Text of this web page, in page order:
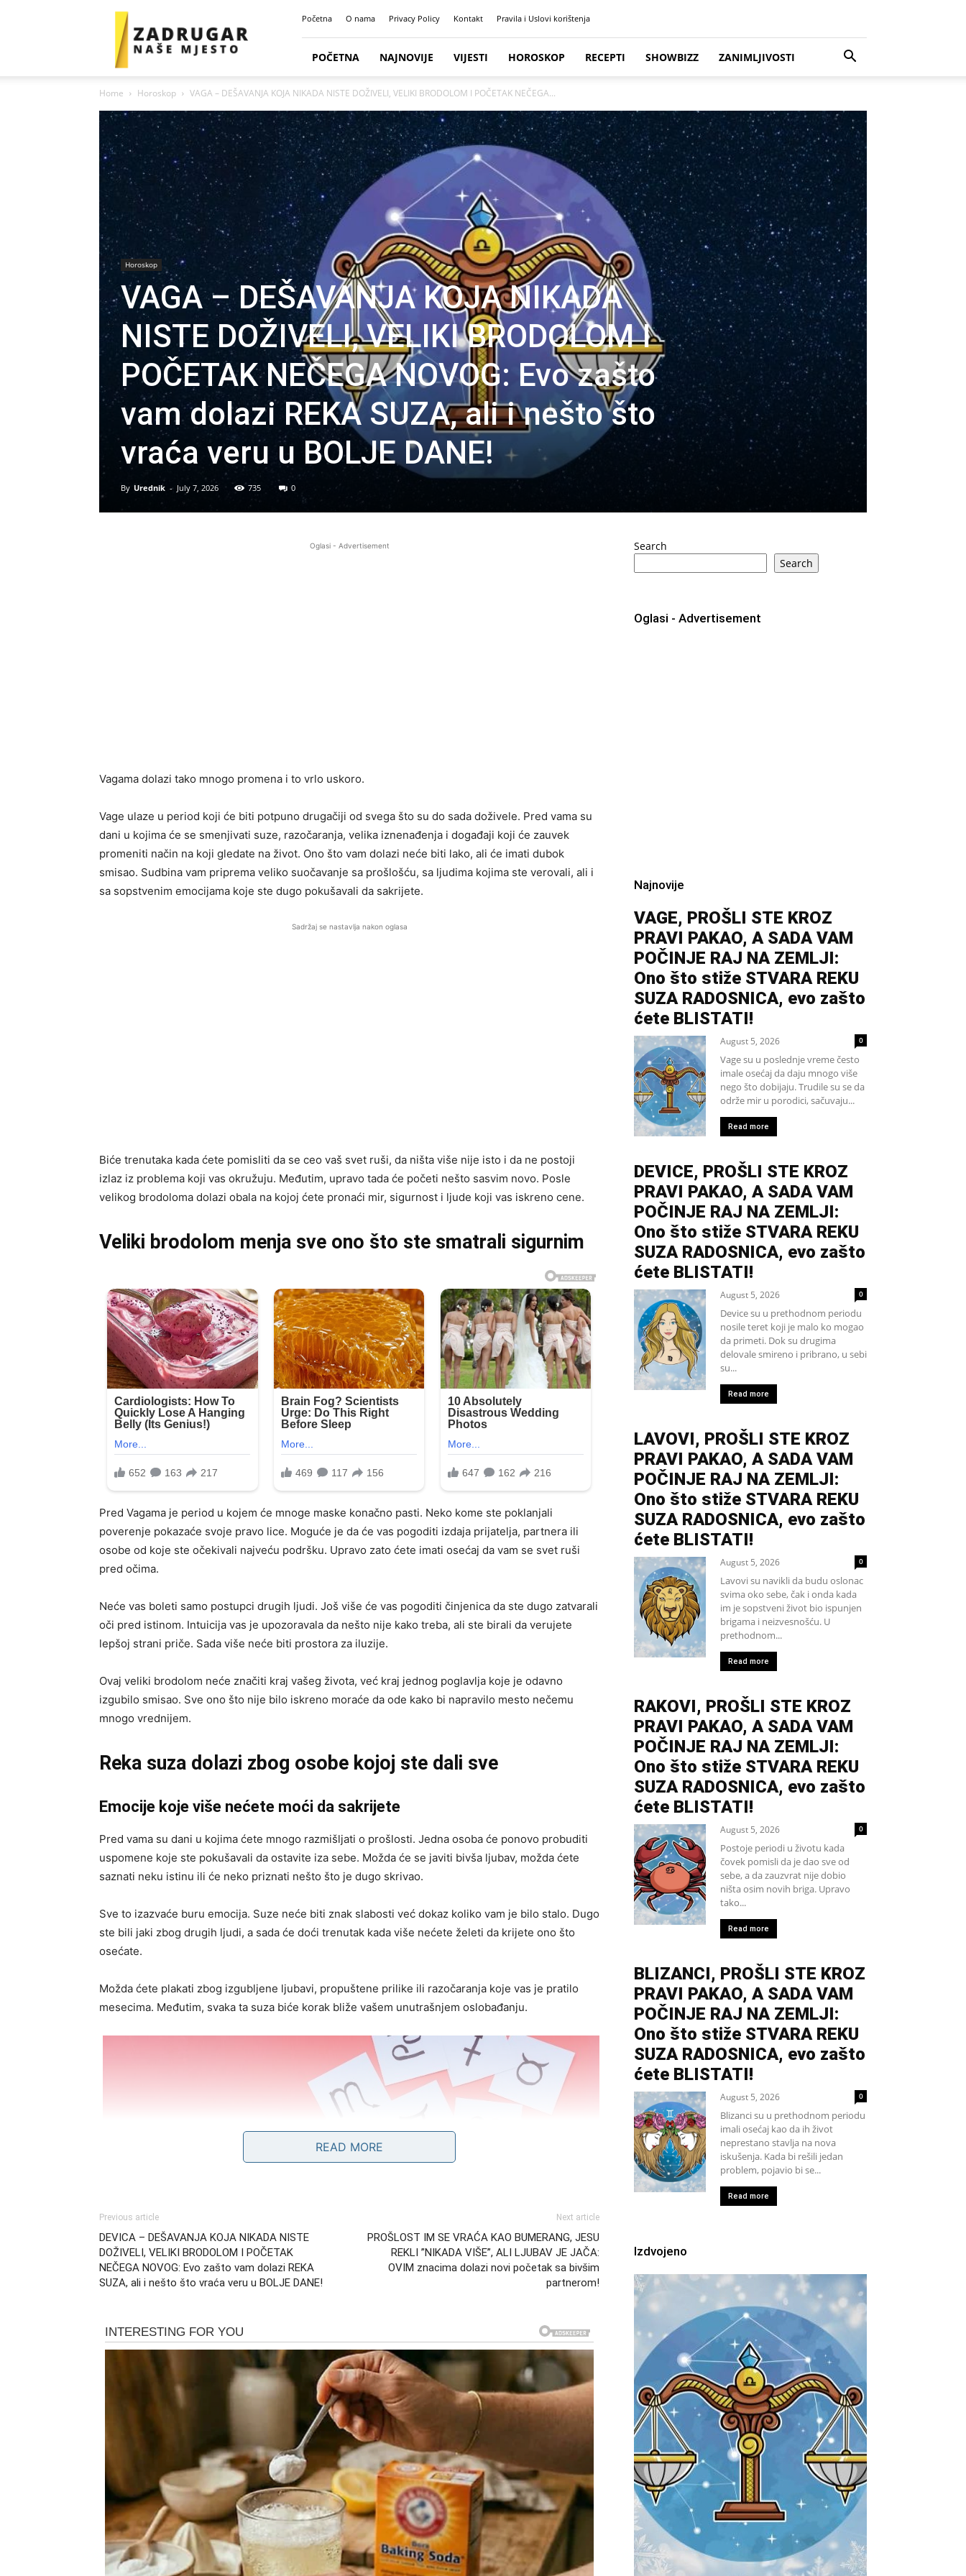
Zadrugar
Početna O nama Privacy Policy Kontakt Pravila i Uslovi korištenja
POČETNA NAJNOVIJE VIJESTI HOROSKOP RECEPTI SHOWBIZZ ZANIMLJIVOSTI
Home Horoskop VAGA – DEŠAVANJA KOJA NIKADA NISTE DOŽIVELI, VELIKI BRODOLOM I POČETAK NEČEGA...
Horoskop
VAGA – DEŠAVANJA KOJA NIKADA
NISTE DOŽIVELI, VELIKI BRODOLOM I
POČETAK NEČEGA NOVOG: Evo zašto
vam dolazi REKA SUZA, ali i nešto što
vraća veru u BOLJE DANE!
By Urednik - July 7, 2026 735 0
Oglasi - Advertisement
Vagama dolazi tako mnogo promena i to vrlo uskoro.
Vage ulaze u period koji će biti potpuno drugačiji od svega što su do sada doživele. Pred vama su
dani u kojima će se smenjivati suze, razočaranja, velika iznenađenja i događaji koji će zauvek
promeniti način na koji gledate na život. Ono što vam dolazi neće biti lako, ali će imati dubok
smisao. Sudbina vam priprema veliko suočavanje sa prošlošću, sa ljudima kojima ste verovali, ali i
sa sopstvenim emocijama koje ste dugo pokušavali da sakrijete.
Sadržaj se nastavlja nakon oglasa
Biće trenutaka kada ćete pomisliti da se ceo vaš svet ruši, da ništa više nije isto i da ne postoji
izlaz iz problema koji vas okružuju. Međutim, upravo tada će početi nešto sasvim novo. Posle
velikog brodoloma dolazi obala na kojoj ćete pronaći mir, sigurnost i ljude koji vas iskreno cene.
Veliki brodolom menja sve ono što ste smatrali sigurnim
Pred Vagama je period u kojem će mnoge maske konačno pasti. Neko kome ste poklanjali
poverenje pokazaće svoje pravo lice. Moguće je da će vas pogoditi izdaja prijatelja, partnera ili
osobe od koje ste očekivali najveću podršku. Upravo zato ćete imati osećaj da vam se svet ruši
pred očima.
Neće vas boleti samo postupci drugih ljudi. Još više će vas pogoditi činjenica da ste dugo zatvarali
oči pred istinom. Intuicija vas je upozoravala da nešto nije kako treba, ali ste birali da verujete
lepšoj strani priče. Sada više neće biti prostora za iluzije.
Ovaj veliki brodolom neće značiti kraj vašeg života, već kraj jednog poglavlja koje je odavno
izgubilo smisao. Sve ono što nije bilo iskreno moraće da ode kako bi napravilo mesto nečemu
mnogo vrednijem.
Reka suza dolazi zbog osobe kojoj ste dali sve
Emocije koje više nećete moći da sakrijete
Pred vama su dani u kojima ćete mnogo razmišljati o prošlosti. Jedna osoba će ponovo probuditi
uspomene koje ste pokušavali da ostavite iza sebe. Možda će se javiti bivša ljubav, možda ćete
saznati neku istinu ili će neko priznati nešto što je dugo skrivao.
Sve to izazvaće buru emocija. Suze neće biti znak slabosti već dokaz koliko vam je bilo stalo. Dugo
ste bili jaki zbog drugih ljudi, a sada će doći trenutak kada više nećete želeti da krijete ono što
osećate.
Možda ćete plakati zbog izgubljene ljubavi, propuštene prilike ili razočaranja koje vas je pratilo
mesecima. Međutim, svaka ta suza biće korak bliže vašem unutrašnjem oslobađanju.
Istina donosi bol, ali i veliko olakšanje
Koliko god vas neke činjenice bolele, upravo će vas one osloboditi tereta koji dugo nosite.
Shvatićete da ste ulagali srce tamo gde nije bilo uzvraćeno istom merom.
To saznanje će vas zaboleti, ali će vas istovremeno učiniti mnogo jačom osobom. Više nećete
pristajati na polovične odnose niti na obećanja koja se nikada ne ispunjavaju.
Sudbina zatvara jedna vrata da bi otvorila mnogo bolja
Kada budete mislili da ste izgubili sve, život će vas iznenaditi na način koji sada ne možete ni da
zamislite. Pojaviće se prilika koja će promeniti vaš pogled na budućnost.
READ MORE
Previous article
DEVICA – DEŠAVANJA KOJA NIKADA NISTE
DOŽIVELI, VELIKI BRODOLOM I POČETAK
NEČEGA NOVOG: Evo zašto vam dolazi REKA
SUZA, ali i nešto što vraća veru u BOLJE DANE!
Next article
PROŠLOST IM SE VRAĆA KAO BUMERANG, JESU
REKLI ”NIKADA VIŠE”, ALI LJUBAV JE JAČA:
OVIM znacima dolazi novi početak sa bivšim
partnerom!
Search
Search
Oglasi - Advertisement
Najnovije
VAGE, PROŠLI STE KROZ
PRAVI PAKAO, A SADA VAM
POČINJE RAJ NA ZEMLJI:
Ono što stiže STVARA REKU
SUZA RADOSNICA, evo zašto
ćete BLISTATI!
August 5, 2026 0
Vage su u poslednje vreme često
imale osećaj da daju mnogo više
nego što dobijaju. Trudile su se da
održe mir u porodici, sačuvaju...
Read more
DEVICE, PROŠLI STE KROZ
PRAVI PAKAO, A SADA VAM
POČINJE RAJ NA ZEMLJI:
Ono što stiže STVARA REKU
SUZA RADOSNICA, evo zašto
ćete BLISTATI!
August 5, 2026 0
Device su u prethodnom periodu
nosile teret koji je malo ko mogao
da primeti. Dok su drugima
delovale smireno i pribrano, u sebi
su...
Read more
LAVOVI, PROŠLI STE KROZ
PRAVI PAKAO, A SADA VAM
POČINJE RAJ NA ZEMLJI:
Ono što stiže STVARA REKU
SUZA RADOSNICA, evo zašto
ćete BLISTATI!
August 5, 2026 0
Lavovi su navikli da budu oslonac
svima oko sebe, čak i onda kada
im je sopstveni život bio ispunjen
brigama i neizvesnošću. U
prethodnom...
Read more
RAKOVI, PROŠLI STE KROZ
PRAVI PAKAO, A SADA VAM
POČINJE RAJ NA ZEMLJI:
Ono što stiže STVARA REKU
SUZA RADOSNICA, evo zašto
ćete BLISTATI!
August 5, 2026 0
Postoje periodi u životu kada
čovek pomisli da je dao sve od
sebe, a da zauzvrat nije dobio
ništa osim novih briga. Upravo
tako...
Read more
BLIZANCI, PROŠLI STE KROZ
PRAVI PAKAO, A SADA VAM
POČINJE RAJ NA ZEMLJI:
Ono što stiže STVARA REKU
SUZA RADOSNICA, evo zašto
ćete BLISTATI!
August 5, 2026 0
Blizanci su u prethodnom periodu
imali osećaj kao da ih život
neprestano stavlja na nova
iskušenja. Kada bi rešili jedan
problem, pojavio bi se...
Read more
Izdvojeno